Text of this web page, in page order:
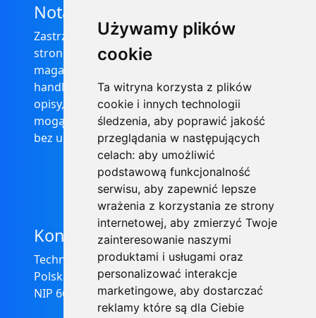
Używamy plików
cookie
Ta witryna korzysta z plików
cookie i innych technologii
śledzenia, aby poprawić jakość
przeglądania w następujących
celach: aby umożliwić
podstawową funkcjonalność
serwisu, aby zapewnić lepsze
wrażenia z korzystania ze strony
internetowej, aby zmierzyć Twoje
zainteresowanie naszymi
produktami i usługami oraz
personalizować interakcje
marketingowe, aby dostarczać
reklamy które są dla Ciebie
Nota prawna
Zastrzega się, że informacje zamieszczone na
stronie internetowej https://informator-
magazynowy.technical.pl/ nie stanowią oferty
handlowej w rozumieniu prawa, ponadto
opisy, dane techniczne i pozostałe informacje
mogą ulec zmianie bez podania przyczyny i
bez uprzedzenia.
Kontakt
Technical Grzegorz Tęgos
Polska, 62-600 Koło, ul. Toruńska 212
NIP 666-137-75-84, REGON 310288700